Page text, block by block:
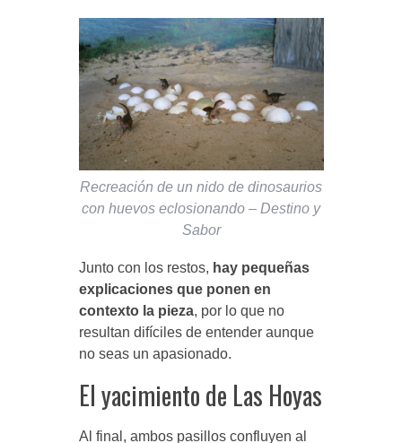
Recreación de un nido de dinosaurios
con huevos eclosionando – Destino y
Sabor
Junto con los restos, hay pequeñas
explicaciones que ponen en
contexto la pieza, por lo que no
resultan difíciles de entender aunque
no seas un apasionado.
El yacimiento de Las Hoyas
Al final, ambos pasillos confluyen al